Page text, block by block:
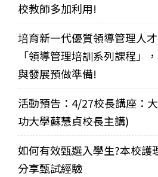
校教師多加利用!
培育新一代優質領導管理人
「領導管理培訓系列課程」
與發展預做準備!
活動預告：4/27校長講座：
功大學蘇慧貞校長主講)
如何有效甄選入學生?本校護
分享甄試經驗